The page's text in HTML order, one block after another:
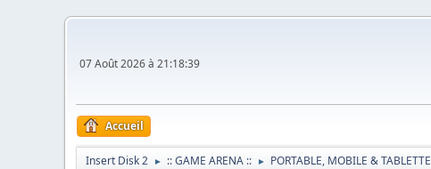
07 Août 2026 à 21:18:39
Accueil
Insert Disk 2 ► :: GAME ARENA :: ► PORTABLE, MOBILE & TABLETTE